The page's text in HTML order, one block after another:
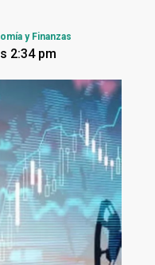
y Finanzas
2:34 pm